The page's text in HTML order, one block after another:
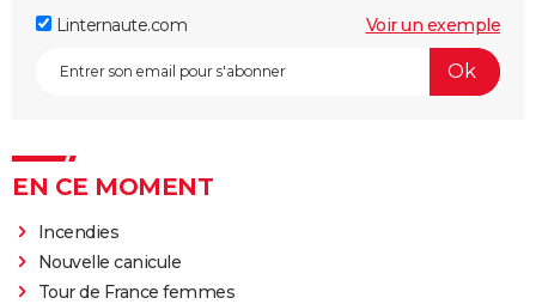
Linternaute.com Voir un exemple
EN CE MOMENT
Incendies
Nouvelle canicule
Tour de France femmes